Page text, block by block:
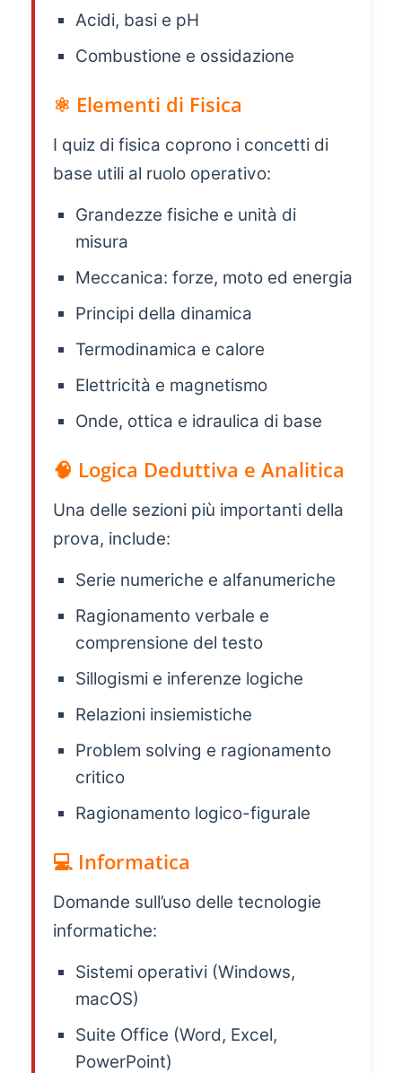
Acidi, basi e pH
Combustione e ossidazione
⚛️ Elementi di Fisica
I quiz di fisica coprono i concetti di
base utili al ruolo operativo:
Grandezze fisiche e unità di
misura
Meccanica: forze, moto ed energia
Principi della dinamica
Termodinamica e calore
Elettricità e magnetismo
Onde, ottica e idraulica di base
🧠 Logica Deduttiva e Analitica
Una delle sezioni più importanti della
prova, include:
Serie numeriche e alfanumeriche
Ragionamento verbale e
comprensione del testo
Sillogismi e inferenze logiche
Relazioni insiemistiche
Problem solving e ragionamento
critico
Ragionamento logico-figurale
💻 Informatica
Domande sull’uso delle tecnologie
informatiche:
Sistemi operativi (Windows,
macOS)
Suite Office (Word, Excel,
PowerPoint)